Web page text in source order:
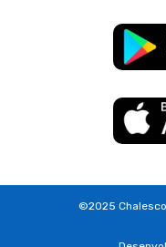
©2025